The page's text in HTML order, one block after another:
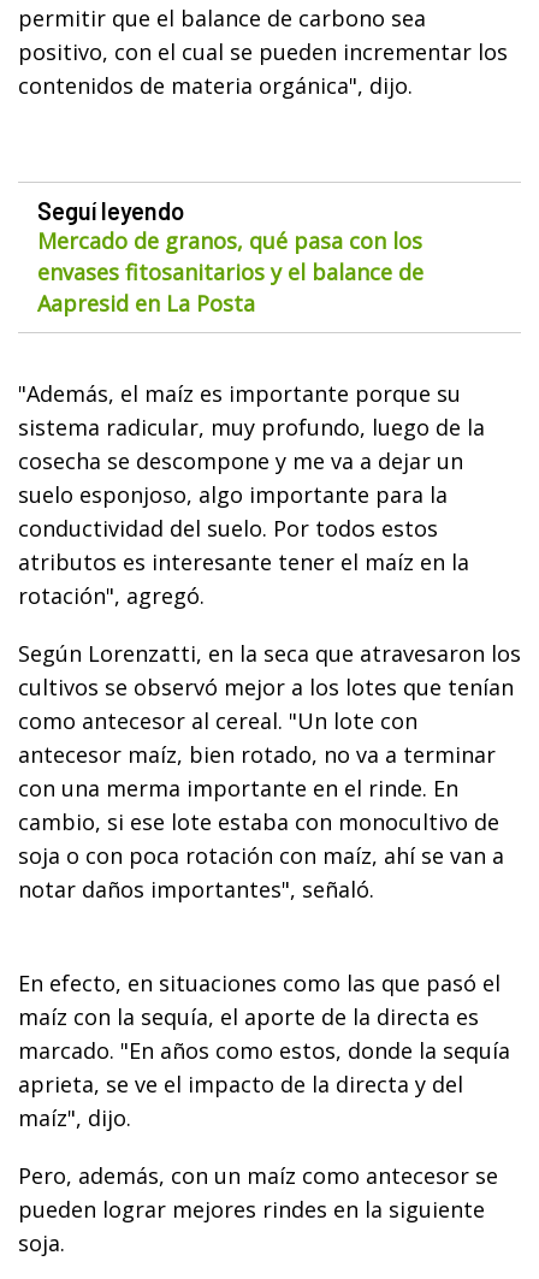
permitir que el balance de carbono sea
positivo, con el cual se pueden incrementar los
contenidos de materia orgánica", dijo.
Seguí leyendo
Mercado de granos, qué pasa con los
envases fitosanitarios y el balance de
Aapresid en La Posta
"Además, el maíz es importante porque su
sistema radicular, muy profundo, luego de la
cosecha se descompone y me va a dejar un
suelo esponjoso, algo importante para la
conductividad del suelo. Por todos estos
atributos es interesante tener el maíz en la
rotación", agregó.
Según Lorenzatti, en la seca que atravesaron los
cultivos se observó mejor a los lotes que tenían
como antecesor al cereal. "Un lote con
antecesor maíz, bien rotado, no va a terminar
con una merma importante en el rinde. En
cambio, si ese lote estaba con monocultivo de
soja o con poca rotación con maíz, ahí se van a
notar daños importantes", señaló.
En efecto, en situaciones como las que pasó el
maíz con la sequía, el aporte de la directa es
marcado. "En años como estos, donde la sequía
aprieta, se ve el impacto de la directa y del
maíz", dijo.
Pero, además, con un maíz como antecesor se
pueden lograr mejores rindes en la siguiente
soja.